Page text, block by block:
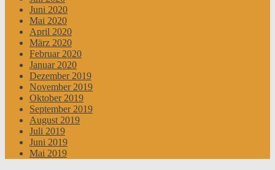
Juni 2020
Mai 2020
April 2020
März 2020
Februar 2020
Januar 2020
Dezember 2019
November 2019
Oktober 2019
September 2019
August 2019
Juli 2019
Juni 2019
Mai 2019